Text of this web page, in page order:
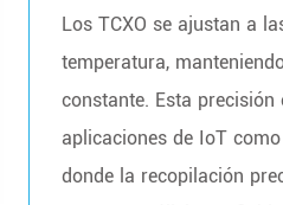
Los TCXO se ajustan a
temperatura,
constante. Esta
aplicaciones de IoT
donde la recopilación